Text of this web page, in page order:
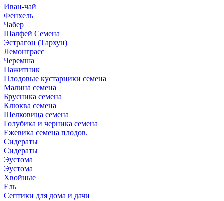
Иван-чай
Фенхель
Чабер
Шалфей Семена
Эстрагон (Тархун)
Лемонграсс
Черемша
Пажитник
Плодовые кустарники семена
Малина семена
Брусника семена
Клюква семена
Шелковица семена
Голубика и черника семена
Ежевика семена плодов.
Сидераты
Сидераты
Эустома
Эустома
Хвойные
Ель
Септики для дома и дачи